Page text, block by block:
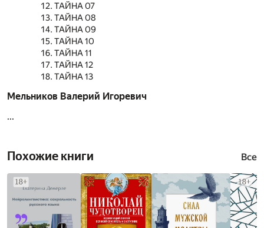
ТАЙНА 07
ТАЙНА 08
ТАЙНА 09
ТАЙНА 10
ТАЙНА 11
ТАЙНА 12
ТАЙНА 13
Мельников Валерий Игоревич
...
Похожие книги Все